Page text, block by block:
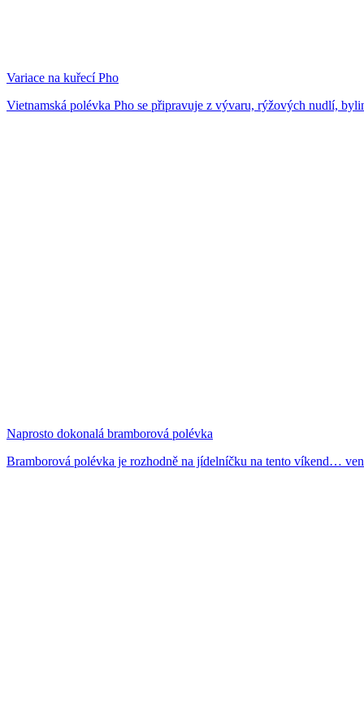
Variace na kuřecí Pho
Vietnamská polévka Pho se připravuje z vývaru, rýžových nudlí,
Naprosto dokonalá bramborová polévka
Bramborová polévka je rozhodně na jídelníčku na tento víkend…